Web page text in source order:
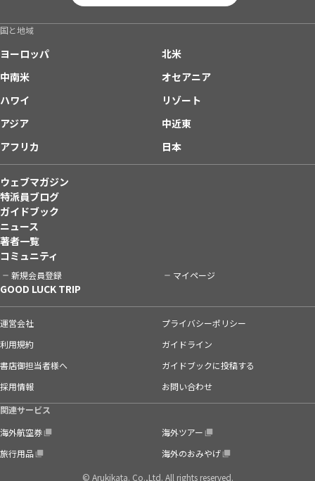
国と地域
ヨーロッパ
北米
中南米
オセアニア
ハワイ
リゾート
アジア
中近東
アフリカ
日本
ウェブマガジン
特派員ブログ
ガイドブック
ニュース
著者一覧
コミュニティ
新規会員登録 マイページ
GOOD LUCK TRIP
運営会社
プライバシーポリシー
利用規約
ガイドライン
書店御担当者様へ
ガイドブックに投稿する
採用情報
お問い合わせ
関連サービス
海外航空券
海外ツアー
旅行用品
海外のおみやげ
© Arukikata. Co.,Ltd. All rights reserved.